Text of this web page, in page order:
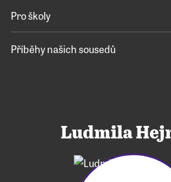
Pro školy
Příběhy našich sousedů
Ludmila